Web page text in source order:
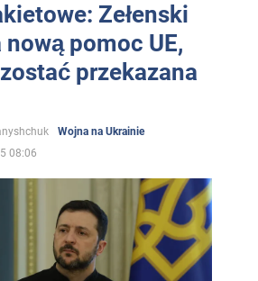
Zełenski
pomoc UE,
przekazana
Wojna na Ukrainie
08:06